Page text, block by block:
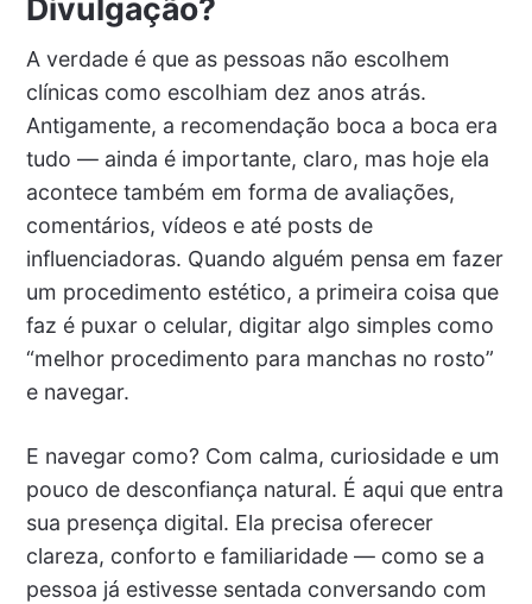
Divulgação?
A verdade é que as pessoas não escolhem
clínicas como escolhiam dez anos atrás.
Antigamente, a recomendação boca a boca era
tudo — ainda é importante, claro, mas hoje ela
acontece também em forma de avaliações,
comentários, vídeos e até posts de
influenciadoras. Quando alguém pensa em fazer
um procedimento estético, a primeira coisa que
faz é puxar o celular, digitar algo simples como
“melhor procedimento para manchas no rosto”
e navegar.
E navegar como? Com calma, curiosidade e um
pouco de desconfiança natural. É aqui que entra
sua presença digital. Ela precisa oferecer
clareza, conforto e familiaridade — como se a
pessoa já estivesse sentada conversando com